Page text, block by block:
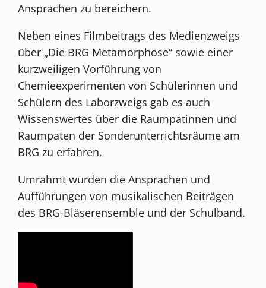
Ansprachen zu bereichern.
Neben eines Filmbeitrags des Medienzweigs
über „Die BRG Metamorphose“ sowie einer
kurzweiligen Vorführung von
Chemieexperimenten von Schülerinnen und
Schülern des Laborzweigs gab es auch
Wissenswertes über die Raumpatinnen und
Raumpaten der Sonderunterrichtsräume am
BRG zu erfahren.
Umrahmt wurden die Ansprachen und
Aufführungen von musikalischen Beiträgen
des BRG-Bläserensemble und der Schulband.